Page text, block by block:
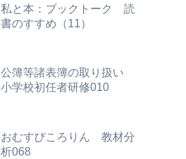
私と本：ブックトーク 読
書のすすめ（11）
公簿等諸表簿の取り扱い
小学校初任者研修010
おむすびころりん 教材分
析068